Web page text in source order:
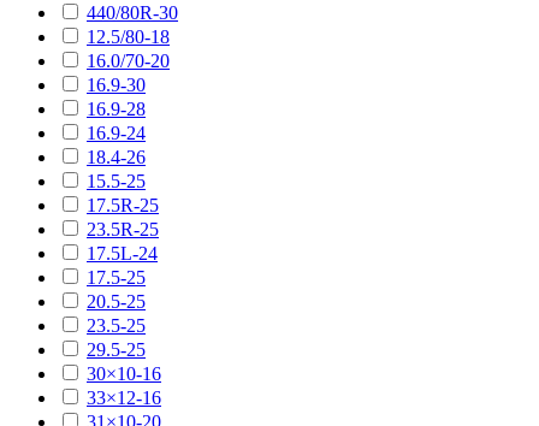
440/80R-30
12.5/80-18
16.0/70-20
16.9-30
16.9-28
16.9-24
18.4-26
15.5-25
17.5R-25
23.5R-25
17.5L-24
17.5-25
20.5-25
23.5-25
29.5-25
30×10-16
33×12-16
31×10-20